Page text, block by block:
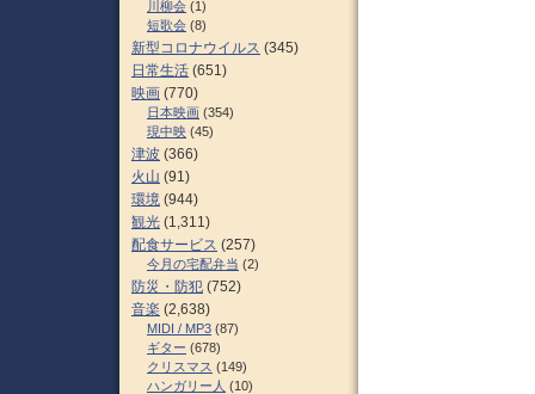
川柳会 (1)
短歌会 (8)
新型コロナウイルス (345)
日常生活 (651)
映画 (770)
日本映画 (354)
現中映 (45)
津波 (366)
火山 (91)
環境 (944)
観光 (1,311)
配食サービス (257)
今月の宅配弁当 (2)
防災・防犯 (752)
音楽 (2,638)
MIDI / MP3 (87)
ギター (678)
クリスマス (149)
ハンガリー人 (10)